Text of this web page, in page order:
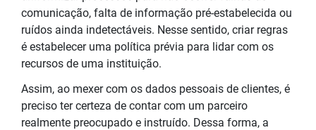
comunicação, falta de informação pré-estabelecida ou
ruídos ainda indetectáveis. Nesse sentido, criar regras
é estabelecer uma política prévia para lidar com os
recursos de uma instituição.
Assim, ao mexer com os dados pessoais de clientes, é
preciso ter certeza de contar com um parceiro
realmente preocupado e instruído. Dessa forma, a